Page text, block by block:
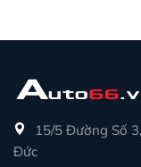
15/5 Đường Số
Đức